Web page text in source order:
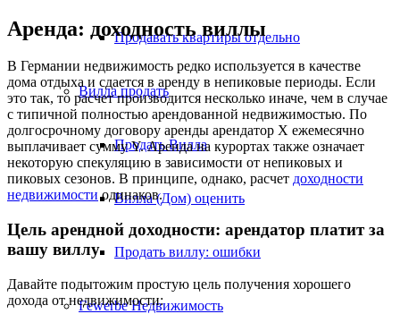
Продавать квартиры отдельно
Виллапродать
Продать Вилла
Вилла (Дом) оценить
Продать виллу: ошибки
ГewerbeНедвижимость
Аренда: доходность виллы
В Германии недвижимость редко используется в качестве
дома отдыха и сдается в аренду в непиковые периоды. Если
это так, то расчет производится несколько иначе, чем в случае
с типичной полностью арендованной недвижимостью. По
долгосрочному договору аренды арендатор X ежемесячно
выплачивает сумму Y. Аренда на курортах также означает
некоторую спекуляцию в зависимости от непиковых и
пиковых сезонов. В принципе, однако, расчет доходности
недвижимостиодинаков.
Цель арендной доходности: арендатор платит за
вашу виллу
Давайте подытожим простую цель получения хорошего
дохода от недвижимости: